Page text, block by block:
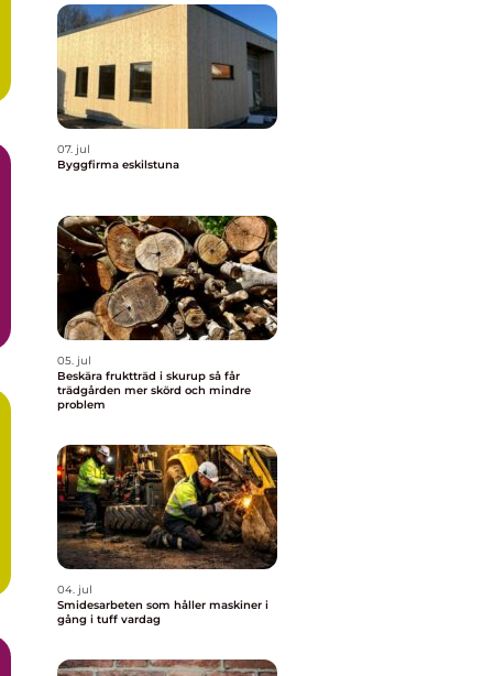
07. jul
Byggfirma eskilstuna
05. jul
Beskära fruktträd i skurup så får
trädgården mer skörd och mindre
problem
04. jul
Smidesarbeten som håller maskiner i
gång i tuff vardag